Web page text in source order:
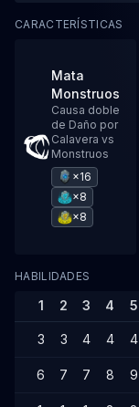
CARACTERÍSTICAS
Mata
Monstruos
Causa doble
de Daño por
Calavera vs
Monstruos
×16
×8
×8
HABILIDADES
1 2 3 4 5
3 3 4 4 4
6 7 7 8 9